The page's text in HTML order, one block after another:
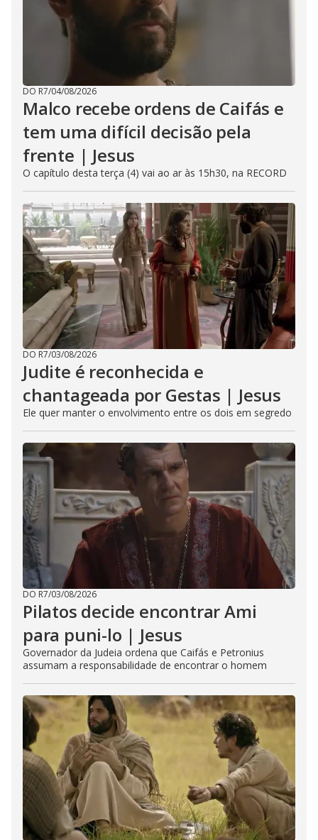
DO R7/04/08/2026
Malco recebe ordens de Caifás e
tem uma difícil decisão pela
frente | Jesus
O capítulo desta terça (4) vai ao ar às 15h30, na RECORD
DO R7/03/08/2026
Judite é reconhecida e
chantageada por Gestas | Jesus
Ele quer manter o envolvimento entre os dois em segredo
DO R7/03/08/2026
Pilatos decide encontrar Ami
para puni-lo | Jesus
Governador da Judeia ordena que Caifás e Petronius
assumam a responsabilidade de encontrar o homem